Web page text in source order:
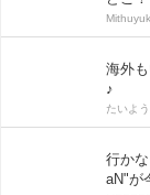
海外
♪
たいよ
行か
aN"が